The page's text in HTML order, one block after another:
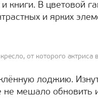
книги. В цветовой
и ярких
от которого актриса
лоджию.
не мешало обновить